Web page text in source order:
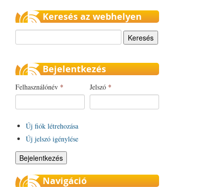
Keresés az webhelyen
Bejelentkezés
Felhasználónév * Jelszó *
Új fiók létrehozása
Új jelszó igénylése
Navigáció